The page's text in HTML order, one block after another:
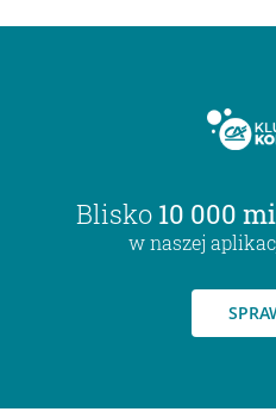
Blisko 10 000
w naszej